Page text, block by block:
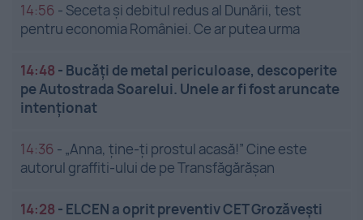
14:56 - Seceta și debitul redus al Dunării, test
pentru economia României. Ce ar putea urma
14:48 - Bucăți de metal periculoase, descoperite
pe Autostrada Soarelui. Unele ar fi fost aruncate
intenționat
14:36 - „Anna, ține-ți prostul acasă!” Cine este
autorul graffiti-ului de pe Transfăgărășan
14:28 - ELCEN a oprit preventiv CET Grozăveşti